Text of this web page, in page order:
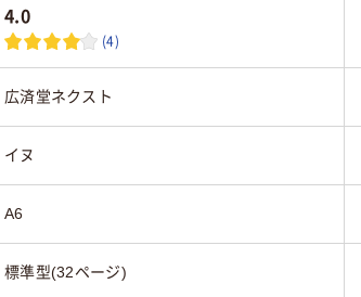
4.0
(4)
広済堂ネクスト
イヌ
A6
標準型(32ページ)